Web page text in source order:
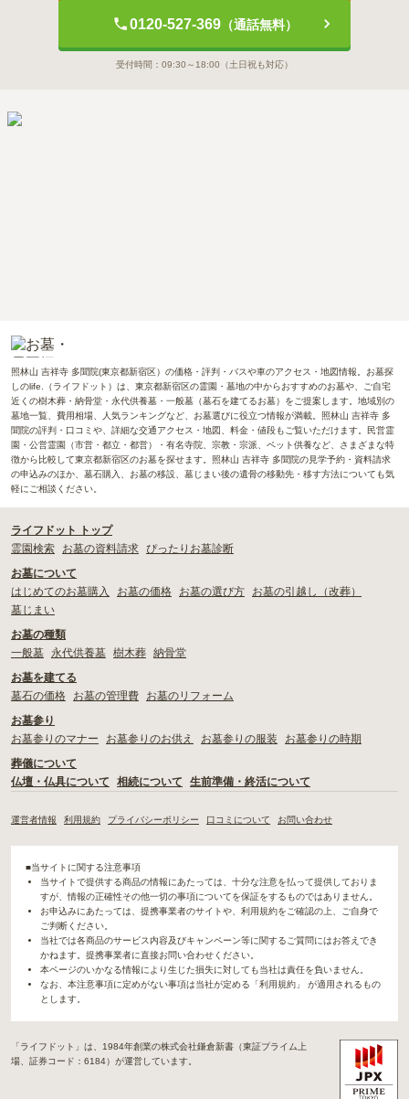
0120-527-369（通話無料）
受付時間： 09:30～18:00 （土日祝も対応）
照林山 吉祥寺 多聞院(東京都新宿区）の価格・評判・バスや車のアクセス・地図情報。お墓探
しのlife.（ライフドット）は、東京都新宿区の霊園・墓地の中からおすすめのお墓や、ご自宅
近くの樹木葬・納骨堂・永代供養墓・一般墓（墓石を建てるお墓）をご提案します。地域別の
墓地一覧、費用相場、人気ランキングなど、お墓選びに役立つ情報が満載。照林山 吉祥寺 多
聞院の評判・口コミや、詳細な交通アクセス・地図、料金・値段もご覧いただけます。民営霊
園・公営霊園（市営・都立・都営）・有名寺院、宗教・宗派、ペット供養など、さまざまな特
徴から比較して東京都新宿区のお墓を探せます。照林山 吉祥寺 多聞院の見学予約・資料請求
の申込みのほか、墓石購入、お墓の移設、墓じまい後の遺骨の移動先・移す方法についても気
軽にご相談ください。
ライフドット トップ
霊園検索
お墓の資料請求 ぴったりお墓診断
お墓について
はじめてのお墓購入
お墓の価格 お墓の選び方
お墓の引越し（改葬）
墓じまい
お墓の種類
一般墓
永代供養墓 樹木葬 納骨堂
お墓を建てる
墓石の価格
お墓の管理費
お墓のリフォーム
お墓参り
お墓参りのマナー
お墓参りのお供え お墓参りの服装
お墓参りの時期
葬儀について
仏壇・仏具について
相続について 生前準備・終活について
運営者情報 利用規約 プライバシーポリシー 口コミについて お問い合わせ
■当サイトに関する注意事項
当サイトで提供する商品の情報にあたっては、十分な注意を払って提供しておりま
すが、情報の正確性その他一切の事項についてを保証をするものではありません。
お申込みにあたっては、提携事業者のサイトや、利用規約をご確認の上、ご自身で
ご判断ください。
当社では各商品のサービス内容及びキャンペーン等に関するご質問にはお答えでき
かねます。提携事業者に直接お問い合わせください。
本ページのいかなる情報により生じた損失に対しても当社は責任を負いません。
なお、本注意事項に定めがない事項は当社が定める「利用規約」 が適用されるもの
とします。
「ライフドット」は、1984年創業の株式会社鎌倉新書（東証プライム上
場、証券コード：6184）が運営しています。